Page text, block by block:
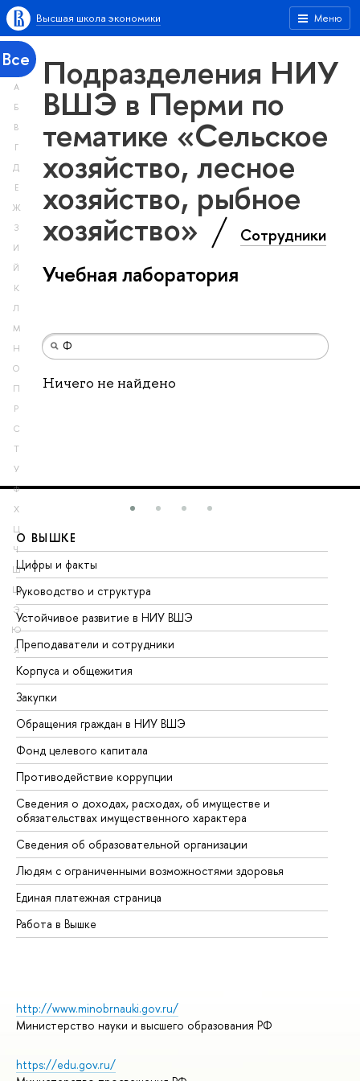
Меню
Высшая школа экономики
Все
А
Б
В
Г
Д
Е
Ж
З
И
Й
К
Л
М
Н
О
П
Р
С
Т
У
Ф
Х
Ц
Ч
Ш
Щ
Э
Ю
Я
Подразделения НИУ
ВШЭ в Перми по
тематике «Сельское
хозяйство, лесное
хозяйство, рыбное
хозяйство» Сотрудники
Учебная лаборатория
Ничего не найдено
О ВЫШКЕ
Цифры и факты
Руководство и структура
Устойчивое развитие в НИУ ВШЭ
Преподаватели и сотрудники
Корпуса и общежития
Закупки
Обращения граждан в НИУ ВШЭ
Фонд целевого капитала
Противодействие коррупции
Сведения о доходах, расходах, об имуществе и
обязательствах имущественного характера
Сведения об образовательной организации
Людям с ограниченными возможностями здоровья
Единая платежная страница
Работа в Вышке
http://www.minobrnauki.gov.ru/
Министерство науки и высшего образования РФ
https://edu.gov.ru/